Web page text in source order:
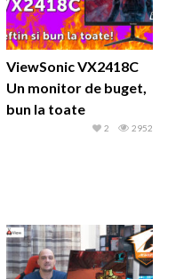
ViewSonic VX2418C
Un monitor de buget,
bun la toate
2952
2